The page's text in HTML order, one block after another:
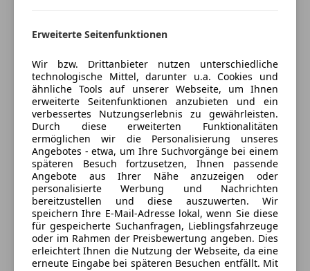
Kurvenlicht
LED-Scheinwerfer
LED-Tagfahrlicht
Müdigkeitswarnsystem
Notbremsassistent
Notrufsystem
Reifendruckkontrollsystem
Seitenairbag
Servolenkung
Spurhalteassistent
Totwinkel-Assistent
Traktionskontrolle
Verkehrszeichenerkennung
Zentralverriegelung
Aktivsitze vorn
Isofix-Aufnahmen für Kindersitz an Beifahrersitz
Keyless Entry
Komfortzugang (Öffnungs- und Schließsystem)
Leder
Lederlenkrad
M Interieurleisten Aluminium Hexacube hell
M Lederlenkrad
Sitze vorn elektr. verstellbar (mit Memory)
Sitzheizung vorn
Sonnenschutzverglasung (hinten abgedunkelt)
Spiegel-Paket
Sportsitze
Sportsitze fuer Fahrer und Beifahrer
Sternebewertung 4 von 5
4 Sterne
(75% Weiterempfehlungen)
Anbieter auf AutoScout24 seit 2009
Stiglingen 75,
6850 Dornbirn, AT
Kontakt
Anbieter kontaktieren
Erweiterte Seitenfunktionen
Wir bzw. Drittanbieter nutzen unterschiedliche
technologische Mittel, darunter u.a. Cookies und
ähnliche Tools auf unserer Webseite, um Ihnen
erweiterte Seitenfunktionen anzubieten und ein
verbessertes Nutzungserlebnis zu gewährleisten.
Durch diese erweiterten Funktionalitäten
ermöglichen wir die Personalisierung unseres
Angebotes - etwa, um Ihre Suchvorgänge bei einem
späteren Besuch fortzusetzen, Ihnen passende
Angebote aus Ihrer Nähe anzuzeigen oder
personalisierte Werbung und Nachrichten
bereitzustellen und diese auszuwerten. Wir
speichern Ihre E-Mail-Adresse lokal, wenn Sie diese
für gespeicherte Suchanfragen, Lieblingsfahrzeuge
oder im Rahmen der Preisbewertung angeben. Dies
erleichtert Ihnen die Nutzung der Webseite, da eine
erneute Eingabe bei späteren Besuchen entfällt. Mit